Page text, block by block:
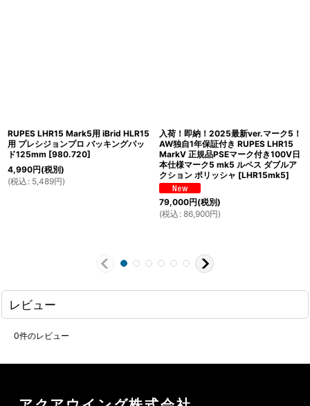
RUPES LHR15 Mark5用 iBrid HLR15
用 プレシジョンプロ バッキングパッ
ド125mm [980.720]
4,990円(税別)
(税込 : 5,489円)
入荷！即納！2025最新ver.マーク5！
AW独自1年保証付き RUPES LHR15
MarkV 正規品PSEマーク付き100V日
本仕様マーク5 mk5 ルペス ダブルア
クション ポリッシャ [LHR15mk5]
79,000円(税別)
(税込 : 86,900円)
レビュー
0件のレビュー